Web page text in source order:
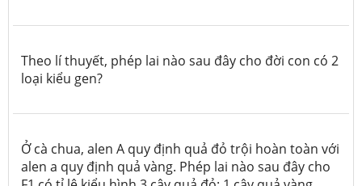
Theo lí thuyết, phép lai nào sau đây cho đời con có 2
loại kiểu gen?
Ở cà chua, alen A quy định quả đỏ trội hoàn toàn với
alen a quy định quả vàng. Phép lai nào sau đây cho